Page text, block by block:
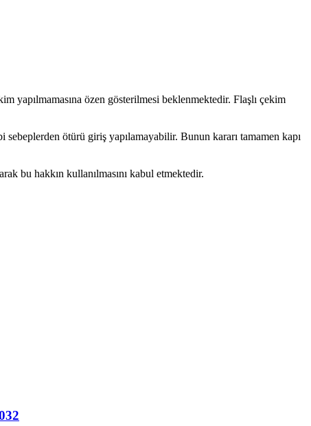
yapılmamasına özen gösterilmesi beklenmektedir. Flaşlı çekim
ötürü giriş yapılamayabilir. Bunun kararı tamamen kapı
bu hakkın kullanılmasını kabul etmektedir.